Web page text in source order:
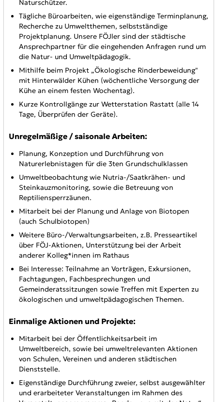
Naturschützer.
Tägliche Büroarbeiten, wie eigenständige Terminplanung,
Recherche zu Umweltthemen, selbstständige
Projektplanung. Unsere FÖJler sind der städtische
Ansprechpartner für die eingehenden Anfragen rund um
die Natur- und Umweltpädagogik.
Mithilfe beim Projekt „Ökologische Rinderbeweidung"
mit Hinterwälder Kühen (wöchentliche Versorgung der
Kühe an einem festen Wochentag).
Kurze Kontrollgänge zur Wetterstation Rastatt (alle 14
Tage, Überprüfen der Geräte).
Unregelmäßige / saisonale Arbeiten:
Planung, Konzeption und Durchführung von
Naturerlebnistagen für die 3ten Grundschulklassen
Umweltbeobachtung wie Nutria-/Saatkrähen- und
Steinkauzmonitoring, sowie die Betreuung von
Reptiliensperrzäunen.
Mitarbeit bei der Planung und Anlage von Biotopen
(auch Schulbiotopen)
Weitere Büro-/Verwaltungsarbeiten, z.B. Presseartikel
über FÖJ-Aktionen, Unterstützung bei der Arbeit
anderer Kolleg*innen im Rathaus
Bei Interesse: Teilnahme an Vorträgen, Exkursionen,
Fachtagungen, Fachbesprechungen und
Gemeinderatssitzungen sowie Treffen mit Experten zu
ökologischen und umweltpädagogischen Themen.
Einmalige Aktionen und Projekte:
Mitarbeit bei der Öffentlichkeitsarbeit im
Umweltbereich, sowie bei umweltrelevanten Aktionen
von Schulen, Vereinen und anderen städtischen
Dienststelle.
Eigenständige Durchführung zweier, selbst ausgewählter
und erarbeiteter Veranstaltungen im Rahmen des